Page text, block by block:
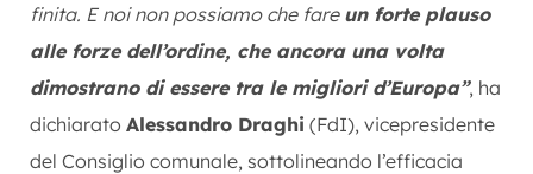
finita. E noi non possiamo che fare un forte plauso
alle forze dell’ordine, che ancora una volta
dimostrano di essere tra le migliori d’Europa”, ha
dichiarato Alessandro Draghi (FdI), vicepresidente
del Consiglio comunale, sottolineando l’efficacia